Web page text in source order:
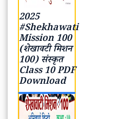
2025
#Shekhawati
Mission 100
(शेखावटी मिशन
100) संस्कृत
Class 10 PDF
Download